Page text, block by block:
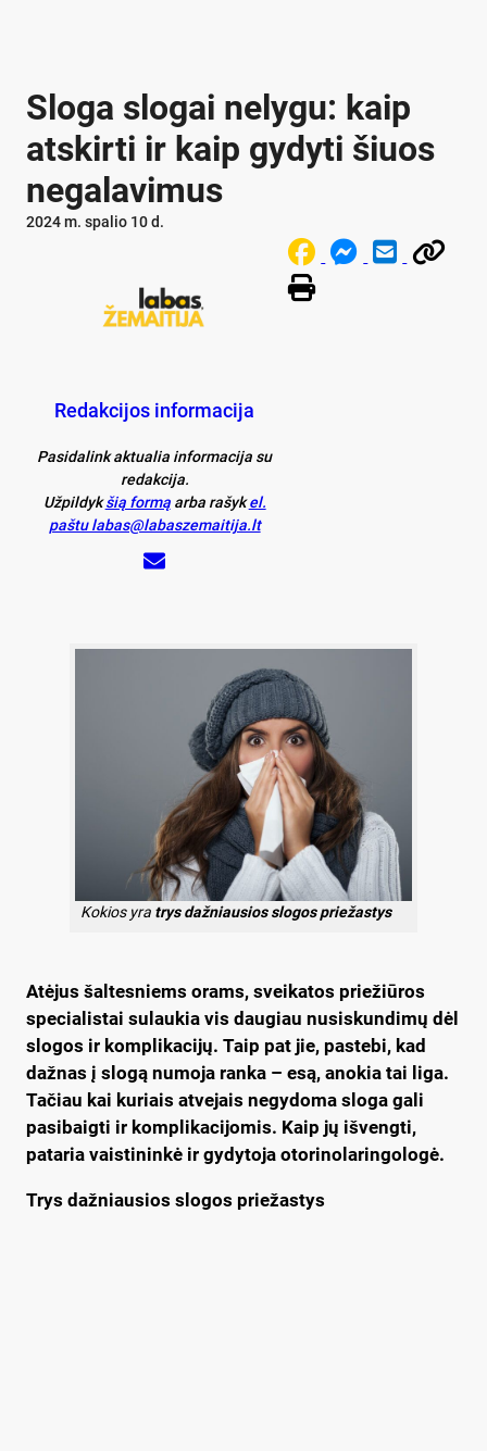
Sloga slogai nelygu: kaip
atskirti ir kaip gydyti šiuos
negalavimus
2024 m. spalio 10 d.
Redakcijos informacija
Pasidalink aktualia informacija su
redakcija.
Užpildykšią formąarba rašykel.
paštu labas@labaszemaitija.lt
Kokios yra trys dažniausios slogos priežastys
Atėjus šaltesniems orams, sveikatos priežiūros
specialistai sulaukia vis daugiau nusiskundimų dėl
slogos ir komplikacijų. Taip pat jie, pastebi, kad
dažnas į slogą numoja ranka – esą, anokia tai liga.
Tačiau kai kuriais atvejais negydoma sloga gali
pasibaigti ir komplikacijomis. Kaip jų išvengti,
pataria vaistininkė ir gydytoja otorinolaringologė.
Trys dažniausios slogos priežastys